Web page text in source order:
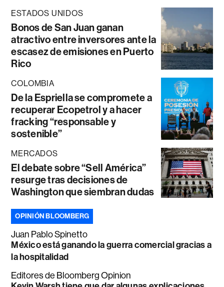
ESTADOS UNIDOS
Bonos de San Juan ganan
atractivo entre inversores ante la
escasez de emisiones en Puerto
Rico
COLOMBIA
De la Espriella se compromete a
recuperar Ecopetrol y a hacer
fracking “responsable y
sostenible”
MERCADOS
El debate sobre “Sell América”
resurge tras decisiones de
Washington que siembran dudas
OPINIÓN BLOOMBERG
Juan Pablo Spinetto
México está ganando la guerra comercial gracias a
la hospitalidad
Editores de Bloomberg Opinion